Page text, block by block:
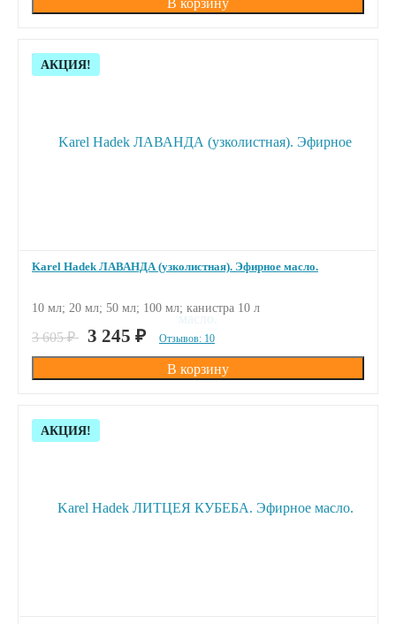
Скидка!
АКЦИЯ!
Karel Hadek ЛАВАНДА (узколистная). Эфирное масло.
ПОД ЗАКАЗ
10 мл; 20 мл; 50 мл; 100 мл; канистра 10 л
3 605₽ 3 245 ₽ Отзывов: 10
Скидка!
АКЦИЯ!